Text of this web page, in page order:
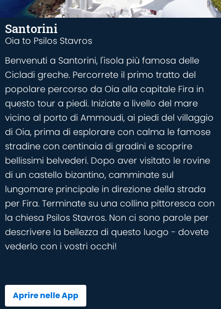
Santorini
Oia to Psilos Stavros
Benvenuti a Santorini, l'isola più famosa delle
Cicladi greche. Percorrete il primo tratto del
popolare percorso da Oia alla capitale Fira in
questo tour a piedi. Iniziate a livello del mare
vicino al porto di Ammoudi, ai piedi del villaggio
di Oia, prima di esplorare con calma le famose
stradine con centinaia di gradini e scoprire
bellissimi belvederi. Dopo aver visitato le rovine
di un castello bizantino, camminate sul
lungomare principale in direzione della strada
per Fira. Terminate su una collina pittoresca con
la chiesa Psilos Stavros. Non ci sono parole per
descrivere la bellezza di questo luogo - dovete
vederlo con i vostri occhi!
Aprire nelle App